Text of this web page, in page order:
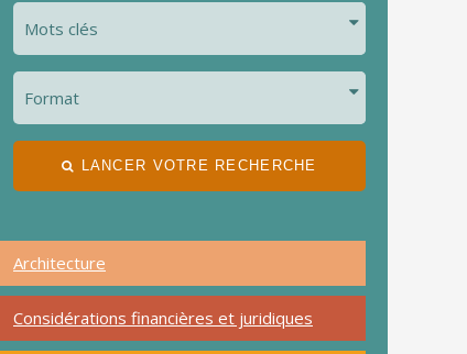
LANCER VOTRE RECHERCHE
Architecture
Considérations financières et juridiques